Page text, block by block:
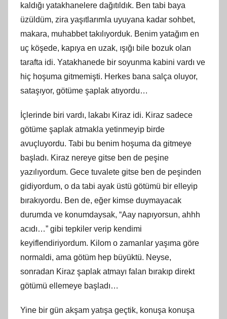
kaldığı yatakhanelere dağıtıldık. Ben tabi baya
üzüldüm, zira yaşıtlarımla uyuyana kadar sohbet,
makara, muhabbet takılıyorduk. Benim yatağım en
uç köşede, kapıya en uzak, ışığı bile bozuk olan
tarafta idi. Yatakhanede bir soyunma kabini vardı ve
hiç hoşuma gitmemişti. Herkes bana salça oluyor,
sataşıyor, götüme şaplak atıyordu…
İçlerinde biri vardı, lakabı Kiraz idi. Kiraz sadece
götüme şaplak atmakla yetinmeyip birde
avuçluyordu. Tabi bu benim hoşuma da gitmeye
başladı. Kiraz nereye gitse ben de peşine
yazılıyordum. Gece tuvalete gitse ben de peşinden
gidiyordum, o da tabi ayak üstü götümü bir elleyip
bırakıyordu. Ben de, eğer kimse duymayacak
durumda ve konumdaysak, “Aay napıyorsun, ahhh
acıdı…” gibi tepkiler verip kendimi
keyiflendiriyordum. Kilom o zamanlar yaşıma göre
normaldi, ama götüm hep büyüktü. Neyse,
sonradan Kiraz şaplak atmayı falan bırakıp direkt
götümü ellemeye başladı…
Yine bir gün akşam yatışa geçtik, konuşa konuşa